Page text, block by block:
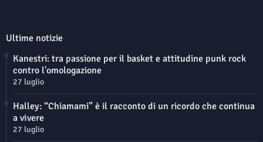
Ultime notizie
Kanestri: tra passione per il basket e attitudine punk rock
contro l'omologazione
27 luglio
Halley: “Chiamami” è il racconto di un ricordo che continua
a vivere
27 luglio